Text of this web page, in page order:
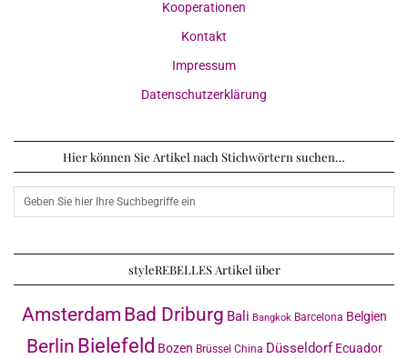
Kooperationen
Kontakt
Impressum
Datenschutzerklärung
Hier können Sie Artikel nach Stichwörtern suchen…
styleREBELLES Artikel über
Amsterdam Bad Driburg Bali Bangkok Barcelona Belgien
Berlin Bielefeld Bozen Brüssel China Düsseldorf Ecuador